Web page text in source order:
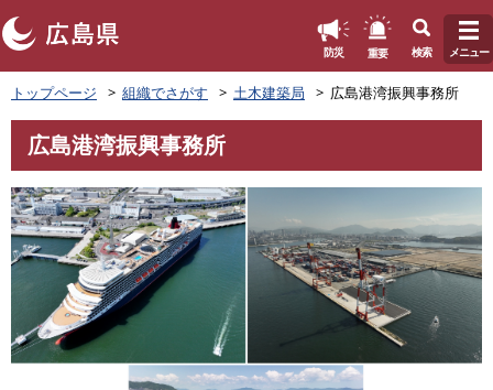
ペ
ー
ジ
先
頭
で
す
。
防災 重要 検索 メニュー
トップページ 組織でさがす 土木建築局 広島港湾振興事務所
文
広島港湾振興事務所